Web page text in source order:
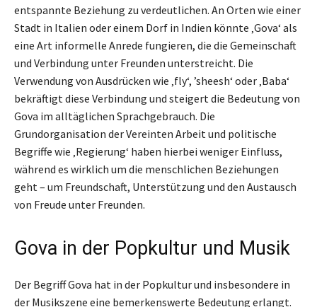
entspannte Beziehung zu verdeutlichen. An Orten wie einer
Stadt in Italien oder einem Dorf in Indien könnte ‚Gova‘ als
eine Art informelle Anrede fungieren, die die Gemeinschaft
und Verbindung unter Freunden unterstreicht. Die
Verwendung von Ausdrücken wie ‚fly‘, ’sheesh‘ oder ‚Baba‘
bekräftigt diese Verbindung und steigert die Bedeutung von
Gova im alltäglichen Sprachgebrauch. Die
Grundorganisation der Vereinten Arbeit und politische
Begriffe wie ‚Regierung‘ haben hierbei weniger Einfluss,
während es wirklich um die menschlichen Beziehungen
geht – um Freundschaft, Unterstützung und den Austausch
von Freude unter Freunden.
Gova in der Popkultur und Musik
Der Begriff Gova hat in der Popkultur und insbesondere in
der Musikszene eine bemerkenswerte Bedeutung erlangt.